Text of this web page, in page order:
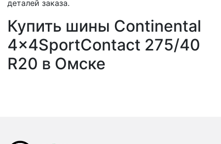
деталей заказа.
Купить шины Continental
4x4SportContact 275/40
R20 в Омске